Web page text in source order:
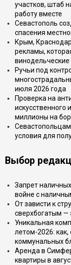
участков, штаб
работу вместе
Севастополь
спасения
Крым,
рекламы,
винодельческие
Ручьи под
июля 2026 года
Проверка на
искусственного
миллионы на
условия для
Выбор
Запрет
войне с
От зависти к
сверхбогатым —
Уникальная
летом-2026: как,
коммунальных
Аренда в
квартиры в